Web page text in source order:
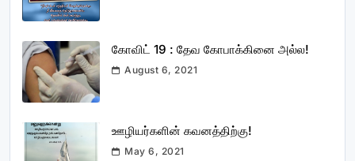
கோவிட் 19 : தேவ கோபாக்கினை அல்ல!
August 6, 2021
ஊழியர்களின் கவனத்திற்கு!
May 6, 2021